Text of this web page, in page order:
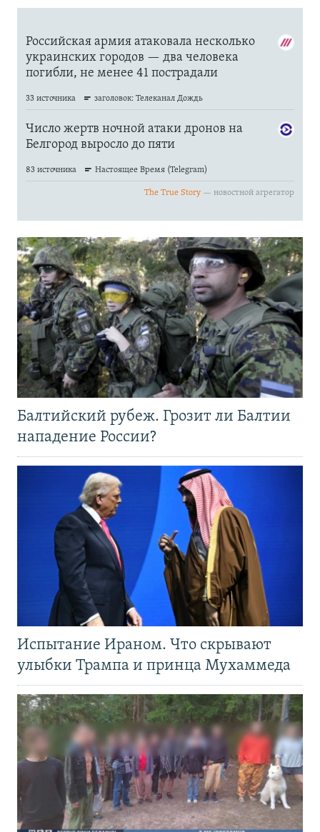
Балтийский рубеж. Грозит ли Балтии
нападение России?
Испытание Ираном. Что скрывают
улыбки Трампа и принца Мухаммеда